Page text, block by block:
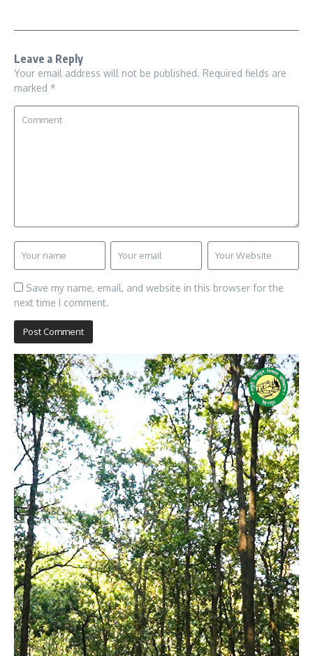
Leave a Reply
Your email address will not be published. Required fields are
marked *
Save my name, email, and website in this browser for the
next time I comment.